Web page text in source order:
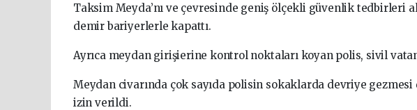
Taksim Meyda’nı ve çevresinde geniş ölçekli güvenlik tedbirleri
demir bariyerlerle kapattı.
Ayrıca meydan girişierine kontrol noktaları koyan polis, sivil
Meydan civarında çok sayıda polisin sokaklarda devriye
izin verildi.